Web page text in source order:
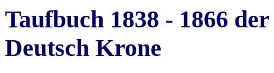
Taufbuch 1838 - 1866
Deutsch Krone